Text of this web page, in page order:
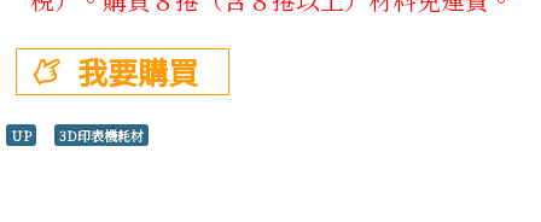
3D代客
我要購買
UP 3D印表機耗材